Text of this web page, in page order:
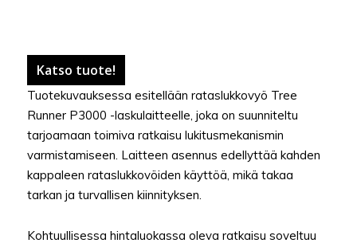
Katso tuote!
Tuotekuvauksessa esitellään rataslukkovyö Tree
Runner P3000 -laskulaitteelle, joka on suunniteltu
tarjoamaan toimiva ratkaisu lukitusmekanismin
varmistamiseen. Laitteen asennus edellyttää kahden
kappaleen rataslukkovöiden käyttöä, mikä takaa
tarkan ja turvallisen kiinnityksen.
Kohtuullisessa hintaluokassa oleva ratkaisu soveltuu